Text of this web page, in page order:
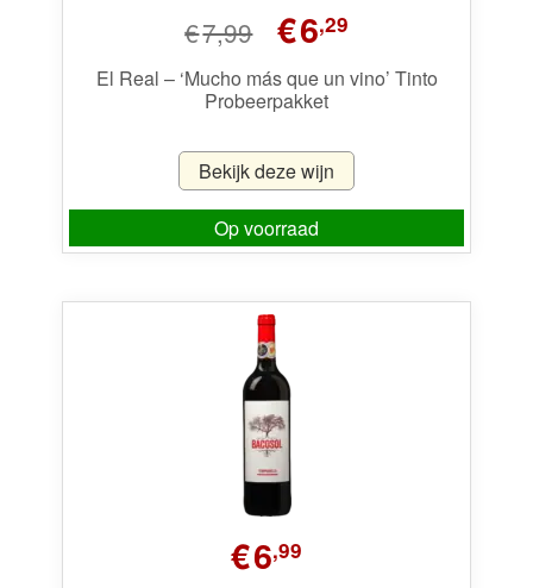
€7,99
Oorspronkelijke
prijs
was:
€7,99.
€6,29Huidige
is:
El Real – ‘Mucho más que un vino’ Tinto
Probeerpakket
Bekijk deze wijn
Op voorraad
€6,99